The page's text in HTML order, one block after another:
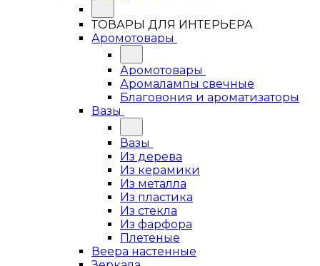
ТОВАРЫ ДЛЯ ИНТЕРЬЕРА
Аромотовары
Аромотовары
Аромалампы свечные
Благовония и ароматизаторы
Вазы
Вазы
Из дерева
Из керамики
Из металла
Из пластика
Из стекла
Из фарфора
Плетеные
Веера настенные